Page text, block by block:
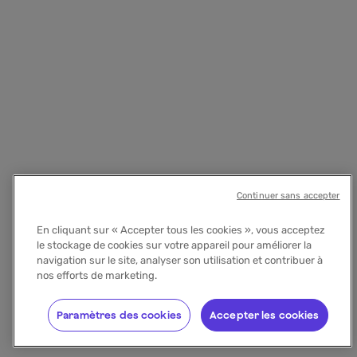
En cliquant sur « Accepter tous les cookies », vous acceptez
le stockage de cookies sur votre appareil pour améliorer la
navigation sur le site, analyser son utilisation et contribuer à
nos efforts de marketing.
Accepter les cookies
Paramètres des cookies
Continuer sans accepter